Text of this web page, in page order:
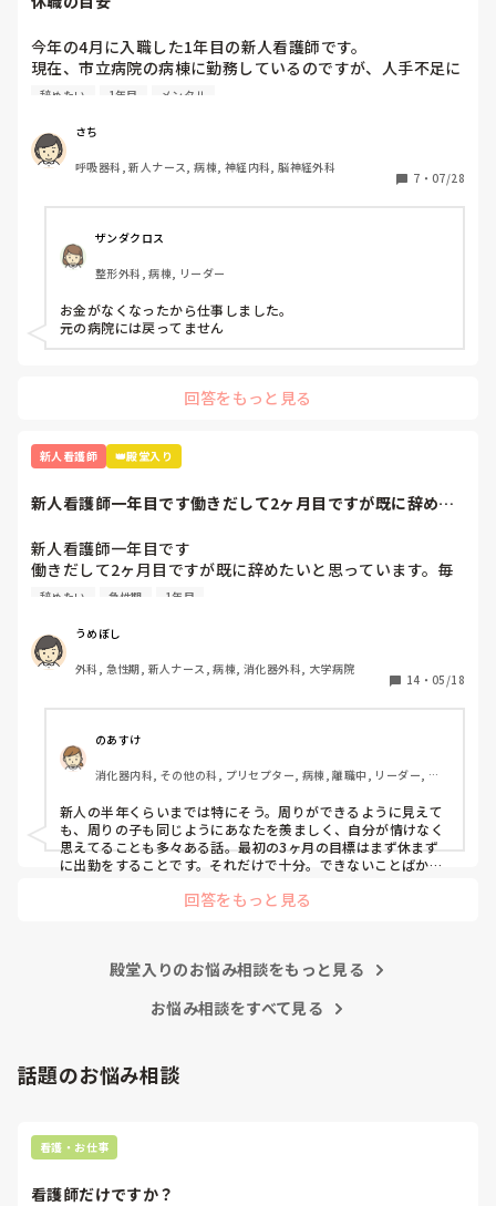
つらくて先輩に相談した時は、「できないのは当たり前。毎日
出勤するだけでそれでは100点だよ」と言われたことがあり、
その言葉に救われて辞めずに続けることができました☺️
いろいろ言う人はたくさんいますが、「いろんな人がいるな
無理しすぎず、頑張ってくださいね。
今年の4月に入職した1年目の新人看護師です。
現在、市立病院の病棟に勤務しているのですが、人手不足に
よる業務多忙や残業、ひとり立ちに向けて先輩看護師からの
胃痛、吐き気等の不調が出て心療内科に受診しました。心療
内科の先生からは軽度のうつ症状が出ているから抗うつ薬の
内服を始めましょうと言われ、内服し始めました。
くなります。仕事に行っても集中できずミスしそうで怖いと
も感じています。休職したいと思いつつも甘えているような
気がして迷っています。
休職したことがある人、あるいは休職している人は何を目安
に休職されましたか？
辞めたい 1年目 メンタル
さち
呼吸器科, 新人ナース, 病棟, 神経内科, 脳神経外科
7 ・ 07/28
ザンダクロス
整形外科, 病棟, リーダー
お金がなくなったから仕事しました。
元の病院には戻ってません
回答をもっと見る
新人看護師 👑殿堂入り
新人看護師一年目です働きだして2ヶ月目ですが既に辞めた
新人看護師一年目です
働きだして2ヶ月目ですが既に辞めたいと思っています。毎
日自分の仕事の出来なさが不甲斐なくて泣きそうになりなが
あき、できないのと呆れられています。私の勉強不足もそう
ですが、毎日疲れて帰って全然勉強できていません。それに
も焦っています。他の同期ができることがわたしにはできな
そもそもメンタルが弱すぎて何気ない先輩の一言をきにして
しまったり人目を気にしすぎてうまく動けません。こんな性
格にも疲れてしまいます
こんな感じではどこに行っても使いものにならないと思いま
すが今が辛いです。
こんなに早く辞められた方いますか？その後どうでしたか。
この先の選択や決断が不安ですがいろいろアドバイス頂ける
と嬉しいです。
辞めたい 急性期 1年目
うめぼし
外科, 急性期, 新人ナース, 病棟, 消化器外科, 大学病院
14 ・ 05/18
のあすけ
消化器内科, その他の科, プリセプター, 病棟, 離職中, リーダー, 消
新人の半年くらいまでは特にそう。周りができるように見えて
も、周りの子も同じようにあなたを羨ましく、自分が情けなく
思えてることも多々ある話。最初の3ヶ月の目標はまず休まず
に出勤をすることです。それだけで十分。できないことばかり
人なんていませんよ。
るし強み、自信に変わってくれます。諦めないで欲しいと思い
回答をもっと見る
殿堂入りのお悩み相談をもっと見る
お悩み相談をすべて見る
話題のお悩み相談
看護・お仕事
看護師だけですか？